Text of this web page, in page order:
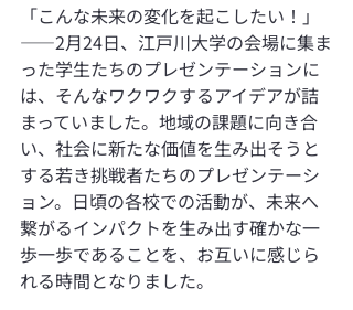
「こんな未来の変化を起こしたい！」
——2月24日、江戸川大学の会場に集ま
った学生たちのプレゼンテーションに
は、そんなワクワクするアイデアが詰
まっていました。地域の課題に向き合
い、社会に新たな価値を生み出そうと
する若き挑戦者たちのプレゼンテーシ
ョン。日頃の各校での活動が、未来へ
繋がるインパクトを生み出す確かな一
歩一歩であることを、お互いに感じら
れる時間となりました。